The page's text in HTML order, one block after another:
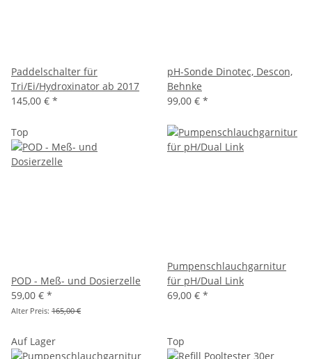
Paddelschalter für
Tri/Ei/Hydroxinator ab 2017
145,00 € *
pH-Sonde Dinotec, Descon,
Behnke
99,00 € *
Top
POD - Meß- und Dosierzelle
59,00 € *
Alter Preis: 165,00 €
Pumpenschlauchgarnitur
für pH/Dual Link
69,00 € *
Auf Lager Top